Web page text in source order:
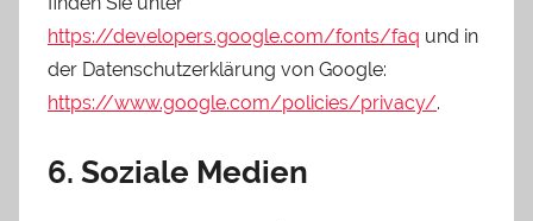
https://developers.google.com/fonts/faq und in
der Datenschutzerklärung von Google:
https://www.google.com/policies/privacy/.
6. Soziale Medien